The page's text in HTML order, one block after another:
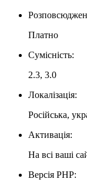
Платно
Сумісність:
2.3, 3.0
Локалізація:
Російська,
Активація:
На всі ваші
Версія PHP: